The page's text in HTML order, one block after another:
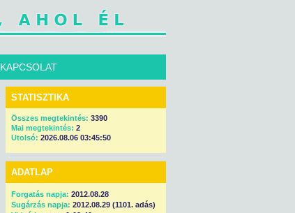
KAPCSOLAT
STATISZTIKA
Összes megtekintés: 3390
Mai megtekintés: 2
Utolsó: 2026.08.06 03:45:50
ADATLAP
Forgatás napja: 2012.08.28
Sugárzás napja: 2012.08.29 (1101. adás)